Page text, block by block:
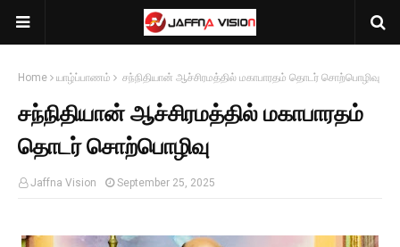
Home யாழ்ப்பாணம் சந்நிதியான் ஆச்சிரமத்தில் மகாபாரதம் தொடர் சொற்பொழிவு
சந்நிதியான் ஆச்சிரமத்தில் மகாபாரதம்
தொடர் சொற்பொழிவு
Jaffna Vision September 25, 2025